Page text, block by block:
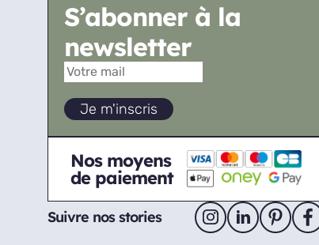
S’abonner à la
newsletter
Nos moyens
de paiement
Suivre nos stories